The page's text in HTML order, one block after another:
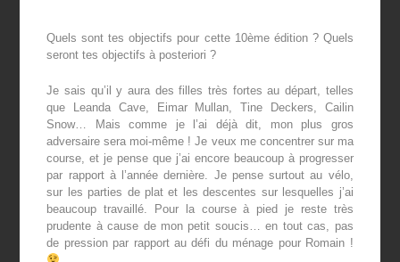
Quels sont tes objectifs pour cette 10ème édition ? Quels
seront tes objectifs à posteriori ?
Je sais qu’il y aura des filles très fortes au départ, telles
que Leanda Cave, Eimar Mullan, Tine Deckers, Cailin
Snow… Mais comme je l’ai déjà dit, mon plus gros
adversaire sera moi-même ! Je veux me concentrer sur ma
course, et je pense que j’ai encore beaucoup à progresser
par rapport à l’année dernière. Je pense surtout au vélo,
sur les parties de plat et les descentes sur lesquelles j’ai
beaucoup travaillé. Pour la course à pied je reste très
prudente à cause de mon petit soucis… en tout cas, pas
de pression par rapport au défi du ménage pour Romain !